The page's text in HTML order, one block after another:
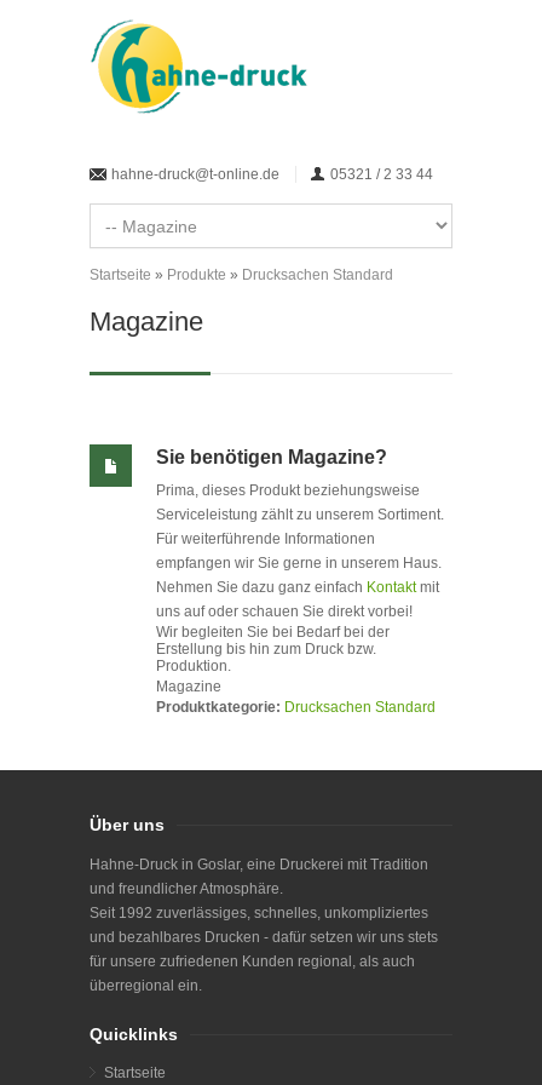
hahne-druck@t-online.de 05321 / 2 33 44
Sie sind hier
Startseite » Produkte » Drucksachen Standard
Magazine
Sie benötigen Magazine?
Prima, dieses Produkt beziehungsweise
Serviceleistung zählt zu unserem Sortiment.
Für weiterführende Informationen
empfangen wir Sie gerne in unserem Haus.
Nehmen Sie dazu ganz einfach Kontaktmit
uns auf oder schauen Sie direkt vorbei!
Wir begleiten Sie bei Bedarf bei der
Erstellung bis hin zum Druck bzw.
Produktion.
Magazine
Produktkategorie: Drucksachen Standard
Über uns
Hahne-Druck in Goslar, eine Druckerei mit Tradition
und freundlicher Atmosphäre.
Seit 1992 zuverlässiges, schnelles, unkompliziertes
und bezahlbares Drucken - dafür setzen wir uns stets
für unsere zufriedenen Kunden regional, als auch
überregional ein.
Quicklinks
Startseite